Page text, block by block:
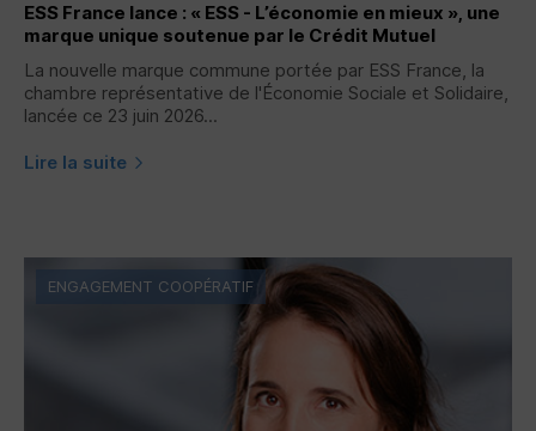
ESS France lance : « ESS - L’économie en mieux », une
marque unique soutenue par le Crédit Mutuel
La nouvelle marque commune portée par ESS France, la
chambre représentative de l'Économie Sociale et Solidaire,
lancée ce 23 juin 2026...
Lire la suite
ENGAGEMENT COOPÉRATIF